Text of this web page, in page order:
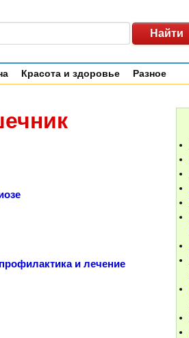
Красота и здоровье Разное
и лечение